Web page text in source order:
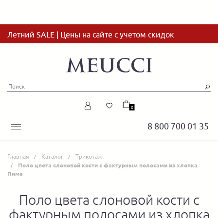
Летний SALE | Цены на сайте с учетом скидок
8 800 700 01 35
0
Главная Каталог Трикотаж
Поло цвета слоновой кости с фактурным полосами из хлопка
Пима
Поло цвета слоновой кости с
фактурным полосами из хлопка